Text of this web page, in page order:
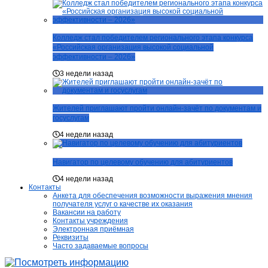
Колледж стал победителем регионального этапа конкурса
«Российская организация высокой социальной
эффективности – 2026»
3 недели назад
Жителей приглашают пройти онлайн-зачёт по документам и
госуслугам
4 недели назад
Навигатор по целевому обучению для абитуриентов
4 недели назад
Контакты
Анкета для обеспечения возможности выражения мнения
получателя услуг о качестве их оказания
Вакансии на работу
Контакты учреждения
Электронная приёмная
Реквизиты
Часто задаваемые вопросы